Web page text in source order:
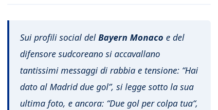
Sui profili social del Bayern Monaco e del
difensore sudcoreano si accavallano
tantissimi messaggi di rabbia e tensione: “Hai
dato al Madrid due gol”, si legge sotto la sua
ultima foto, e ancora: “Due gol per colpa tua“,